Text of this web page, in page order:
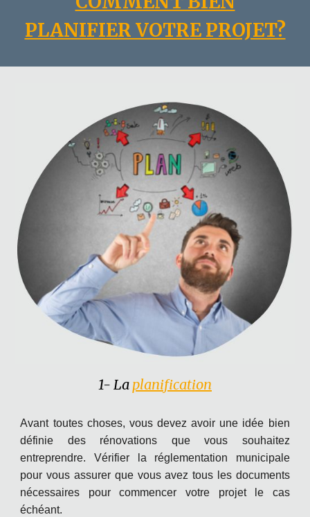
PLANIFIER VOTRE PROJET?
1- La planification
Avant toutes choses, vous devez avoir une idée bien
définie des rénovations que vous souhaitez
entreprendre. Vérifier la réglementation municipale
pour vous assurer que vous avez tous les documents
nécessaires pour commencer votre projet le cas
échéant.